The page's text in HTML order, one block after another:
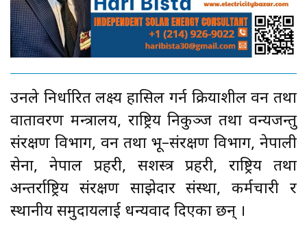
उनले निर्धारित लक्ष्य हासिल गर्न क्रियाशील वन तथा
वातावरण मन्त्रालय, राष्ट्रिय निकुञ्ज तथा वन्यजन्तु
संरक्षण विभाग, वन तथा भू–संरक्षण विभाग, नेपाली
सेना, नेपाल प्रहरी, सशस्त्र प्रहरी, राष्ट्रिय तथा
अन्तर्राष्ट्रिय संरक्षण साझेदार संस्था, कर्मचारी र
स्थानीय समुदायलाई धन्यवाद दिएका छन् ।